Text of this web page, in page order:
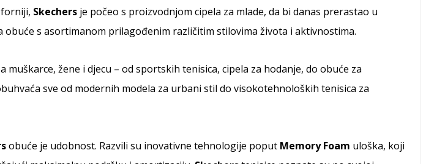
Skechersje počeo s proizvodnjom cipela za mlade, da bi danas prerastao u
obuće s asortimanom prilagođenim različitim stilovima života i aktivnostima.
žene i djecu – od sportskih tenisica, cipela za hodanje, do obuće za
sve od modernih modela za urbani stil do visokotehnoloških tenisica za
obuće je udobnost. Razvili su inovativne tehnologije poput Memory Foam uloška, koji